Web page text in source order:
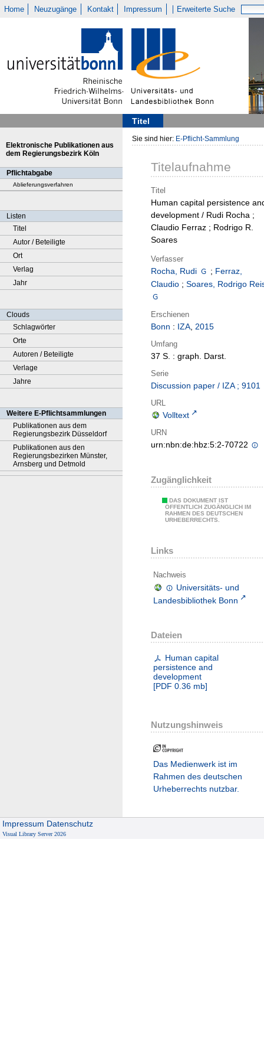
Home Neuzugänge Kontakt Impressum Erweiterte Suche
Titel
Elektronische Publikationen aus
dem Regierungsbezirk Köln
Pflichtabgabe
Ablieferungsverfahren
Listen
Titel
Autor / Beteiligte
Ort
Verlag
Jahr
Clouds
Schlagwörter
Orte
Autoren / Beteiligte
Verlage
Jahre
Weitere E-Pflichtsammlungen
Publikationen aus dem
Regierungsbezirk Düsseldorf
Publikationen aus den
Regierungsbezirken Münster,
Arnsberg und Detmold
Sie sind hier: E-Pflicht-Sammlung
Titelaufnahme
Titel
Human capital persistence
development / Rudi Rocha ;
Claudio Ferraz ; Rodrigo R.
Soares
Verfasser
Rocha, Rudi ; Ferraz,
Claudio ; Soares, Rodrigo
Erschienen
Bonn : IZA, 2015
Umfang
37 S. : graph. Darst.
Serie
Discussion paper / IZA ; 9101
URL
Volltext
URN
urn:nbn:de:hbz:5:2-70722
Zugänglichkeit
DAS DOKUMENT IST
ÖFFENTLICH ZUGÄNGLICH IM
RAHMEN DES DEUTSCHEN
URHEBERRECHTS.
Links
Nachweis
Universitäts- und
Landesbibliothek Bonn
Dateien
Human capital
persistence and
development
[PDF 0.36 mb]
Nutzungshinweis
Das Medienwerk ist im
Rahmen des deutschen
Urheberrechts nutzbar.
Impressum Datenschutz
Visual Library Server 2026